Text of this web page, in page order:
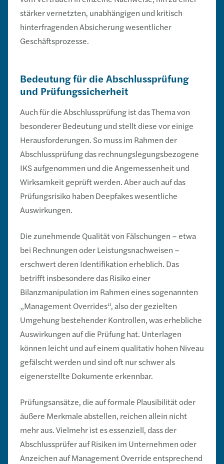
stärker vernetzten, unabhängigen und kritisch
hinterfragenden Absicherung wesentlicher
Geschäftsprozesse.
Bedeutung für die Abschlussprüfung
und Prüfungssicherheit
Auch für die Abschlussprüfung ist das Thema von
besonderer Bedeutung und stellt diese vor einige
Herausforderungen. So muss im Rahmen der
Abschlussprüfung das rechnungslegungsbezogene
IKS aufgenommen und die Angemessenheit und
Wirksamkeit geprüft werden. Aber auch auf das
Prüfungsrisiko haben Deepfakes wesentliche
Auswirkungen.
Die zunehmende Qualität von Fälschungen – etwa
bei Rechnungen oder Leistungsnachweisen –
erschwert deren Identifikation erheblich. Das
betrifft insbesondere das Risiko einer
Bilanzmanipulation im Rahmen eines sogenannten
„Management Overrides“, also der gezielten
Umgehung bestehender Kontrollen, was erhebliche
Auswirkungen auf die Prüfung hat. Unterlagen
können leicht und auf einem qualitativ hohen Niveau
gefälscht werden und sind oft nur schwer als
eigenerstellte Dokumente erkennbar.
Prüfungsansätze, die auf formale Plausibilität oder
äußere Merkmale abstellen, reichen allein nicht
mehr aus. Vielmehr ist es essenziell, dass der
Abschlussprüfer auf Risiken im Unternehmen oder
Anzeichen auf Management Override entsprechend